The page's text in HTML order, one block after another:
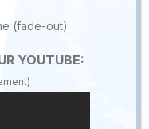
(fade-out)
YOUTUBE: